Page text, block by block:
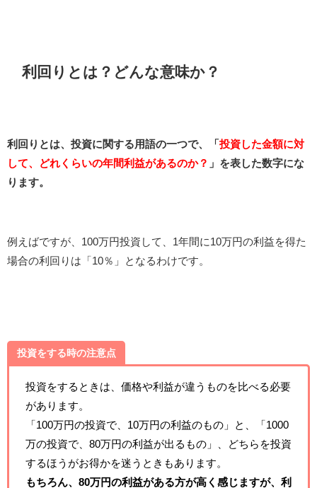
利回りとは？どんな意味か？
利回りとは、投資に関する用語の一つで、「 投資した金額に対
して、どれくらいの年間利益があるのか？ 」を表した数字にな
ります。
例えばですが、100万円投資して、1年間に10万円の利益を得た
場合の利回りは「10％」となるわけです。
投資をする時の注意点
投資をするときは、価格や利益が違うものを比べる必要
があります。
「100万円の投資で、10万円の利益のもの」と、「1000
万の投資で、80万円の利益が出るもの」、どちらを投資
するほうがお得かを迷うときもあります。
もちろん、80万円の利益がある方が高く感じますが、利